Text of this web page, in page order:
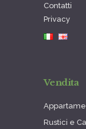
Contatti
Privacy
Vendita
Rustici e